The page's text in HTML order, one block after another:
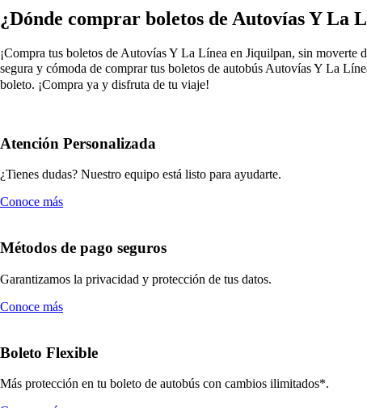
¿Dónde comprar boletos de Autovías Y La
¡Compra tus boletos de Autovías Y La Línea en Jiquilpan, sin
segura y cómoda de comprar tus boletos de autobús Autovías Y La
boleto. ¡Compra ya y disfruta de tu viaje!
Atención Personalizada
¿Tienes dudas? Nuestro equipo está listo para ayudarte.
Conoce más
Métodos de pago seguros
Garantizamos la privacidad y protección de tus datos.
Conoce más
Boleto Flexible
Más protección en tu boleto de autobús con cambios ilimitados*.